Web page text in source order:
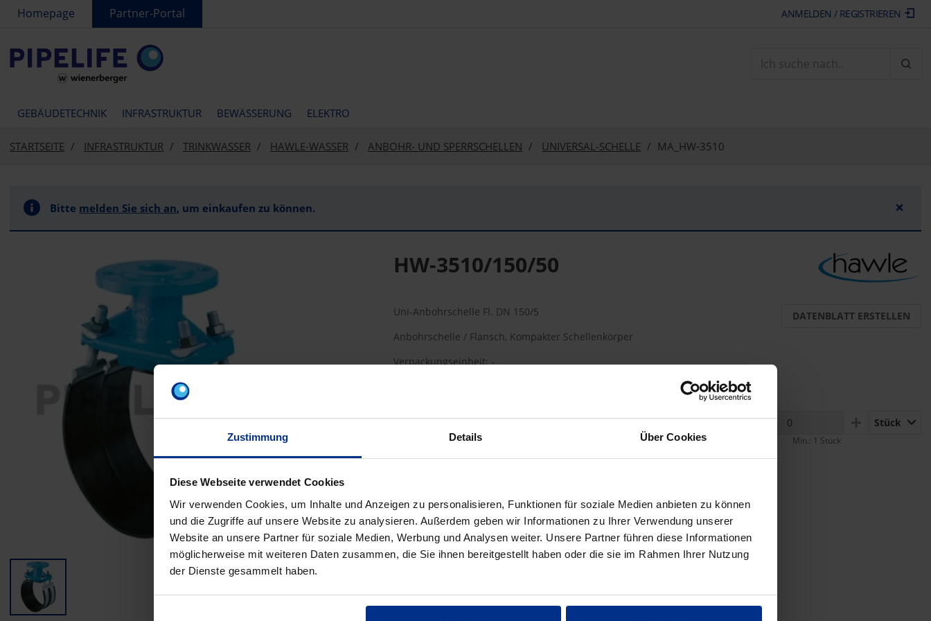
Zustimmung Details Über Cookies
Diese Webseite verwendet Cookies
Wir verwenden Cookies, um Inhalte und Anzeigen zu personalisieren, Funktionen für soziale Medien anbieten zu können
und die Zugriffe auf unsere Website zu analysieren. Außerdem geben wir Informationen zu Ihrer Verwendung unserer
Website an unsere Partner für soziale Medien, Werbung und Analysen weiter. Unsere Partner führen diese Informationen
möglicherweise mit weiteren Daten zusammen, die Sie ihnen bereitgestellt haben oder die sie im Rahmen Ihrer Nutzung
der Dienste gesammelt haben.
text.skipToContent
text.skipToNavigation
Homepage Partner-Portal ANMELDEN / REGISTRIEREN
GEBÄUDETECHNIK INFRASTRUKTUR BEWÄSSERUNG ELEKTRO
STARTSEITE INFRASTRUKTUR TRINKWASSER HAWLE-WASSER ANBOHR- UND SPERRSCHELLEN UNIVERSAL-SCHELLE MA_HW-3510
Bitte melden Sie sich an, um einkaufen zu können. ×
HW-3510/150/50
Uni-Anbohrschelle Fl. DN 150/5
Anbohrschelle / Flansch, Kompakter Schellenkörper
Verpackungseinheit: -
DATENBLATT ERSTELLEN
HW-3510/150/50 PLUSStück
Min.: 1 Stück
pro 1 Stück (exkl. Mwst.) Code